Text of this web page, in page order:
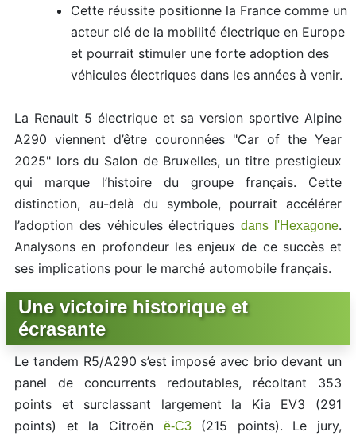
Cette réussite positionne la France comme un
acteur clé de la mobilité électrique en Europe
et pourrait stimuler une forte adoption des
véhicules électriques dans les années à venir.
La Renault 5 électrique et sa version sportive Alpine
A290 viennent d’être couronnées "Car of the Year
2025" lors du Salon de Bruxelles, un titre prestigieux
qui marque l’histoire du groupe français. Cette
distinction, au-delà du symbole, pourrait accélérer
l’adoption des véhicules électriquesdans l'Hexagone.
Analysons en profondeur les enjeux de ce succès et
ses implications pour le marché automobile français.
Une victoire historique et
écrasante
Le tandem R5/A290 s’est imposé avec brio devant un
panel de concurrents redoutables, récoltant 353
points et surclassant largement la Kia EV3 (291
points) et la Citroën
ë-C3(215 points). Le jury,